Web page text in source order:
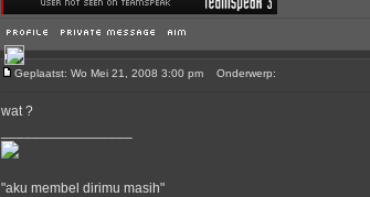
Geplaatst: Wo Mei 21, 2008 3:00 pm Onderwerp:
wat ?
"aku membel dirimu masih"